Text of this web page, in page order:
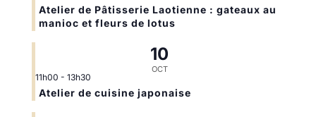
Atelier de Pâtisserie Laotienne : gateaux au
manioc et fleurs de lotus
10
OCT
11h00 - 13h30
Atelier de cuisine japonaise